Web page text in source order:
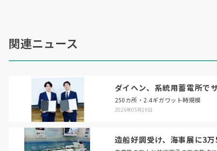
関連ニュース
ダイヘン、系統用蓄電所で
250カ所・2.4ギガワット時規模
2026年05月19日
造船好調受け、海事展に3